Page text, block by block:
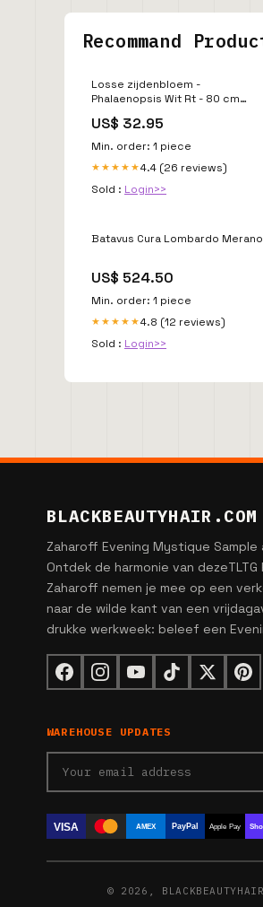
Recommand
Losse zijdenbloem -
Phalaenopsis Wit Rt - 80 cm
US$ 32.95
Min. order: 1 piece
★★★★★4.4 (26 reviews)
Sold : Login>>
Batavus Cura Lombardo Merano
US$ 524.50
Min. order: 1 piece
★★★★★4.8 (12 reviews)
Sold : Login>>
BLACKBEAUTYHAIR.COM
Zaharoff Evening Mystique Sample
Ontdek de harmonie van dezeTLTG
Zaharoff nemen je mee op een
naar de wilde kant van een
drukke werkweek: beleef een
WAREHOUSE UPDATES
VISA AMEX PayPal Apple Pay
© 2026,